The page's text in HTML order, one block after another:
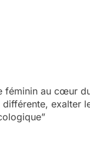
féminin au cœur
différente, exalter